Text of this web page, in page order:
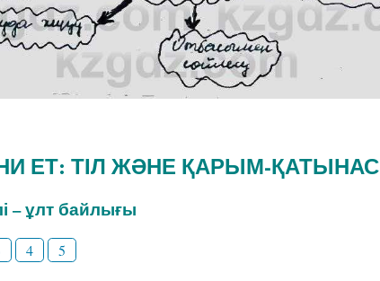
ЕТ: ТІЛ ЖӘНЕ ҚАРЫМ-ҚАТЫНАС
– ұлт байлығы
4 5